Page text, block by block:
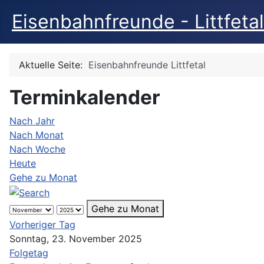
Eisenbahnfreunde -
Aktuelle Seite: Eisenbahnfreunde Littfetal
Terminkalender
Nach Jahr
Nach Monat
Nach Woche
Heute
Gehe zu Monat
Gehe zu Monat
Vorheriger Tag
Sonntag, 23. November 2025
Folgetag